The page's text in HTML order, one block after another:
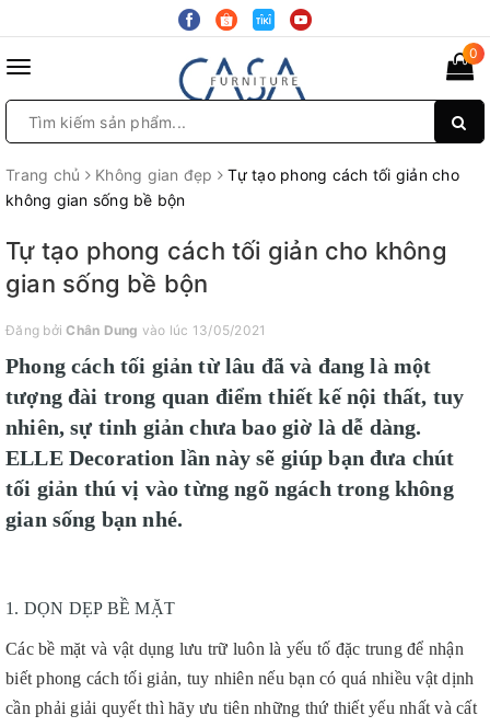
Toggle
0
Trang chủ Không gian đẹp
Tự tạo phong cách tối giản cho
không gian sống bề bộn
Tự tạo phong cách tối giản cho không
gian sống bề bộn
Đăng bởiChân Dung vào lúc 13/05/2021
Phong cách tối giản từ lâu đã và đang là một
tượng đài trong quan điểm thiết kế nội thất, tuy
nhiên, sự tinh giản chưa bao giờ là dễ dàng.
ELLE Decoration lần này sẽ giúp bạn đưa chút
tối giản thú vị vào từng ngõ ngách trong không
gian sống bạn nhé.
1. DỌN DẸP BỀ MẶT
Các bề mặt và vật dụng lưu trữ luôn là yếu tố đặc trung để nhận
biết phong cách tối giản, tuy nhiên nếu bạn có quá nhiều vật dịnh
cần phải giải quyết thì hãy ưu tiên những thứ thiết yếu nhất và cất